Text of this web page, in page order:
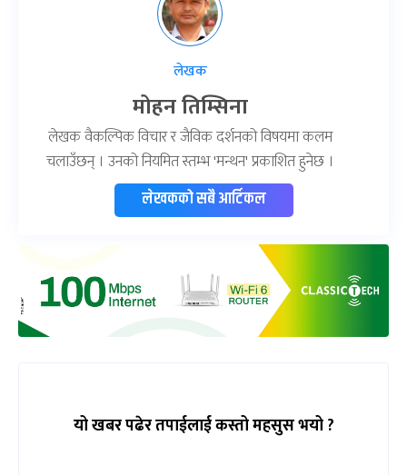
लेखक
मोहन तिम्सिना
लेखक वैकल्पिक विचार र जैविक दर्शनको विषयमा कलम
चलाउँछन् । उनको नियमित स्तम्भ 'मन्थन' प्रकाशित हुनेछ ।
लेखकको सबै आर्टिकल
यो खबर पढेर तपाईलाई कस्तो महसुस भयो ?